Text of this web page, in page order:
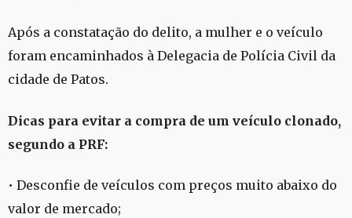
Após a constatação do delito, a mulher e o veículo
foram encaminhados à Delegacia de Polícia Civil da
cidade de Patos.
Dicas para evitar a compra de um veículo clonado,
segundo a PRF:
• Desconfie de veículos com preços muito abaixo do
valor de mercado;